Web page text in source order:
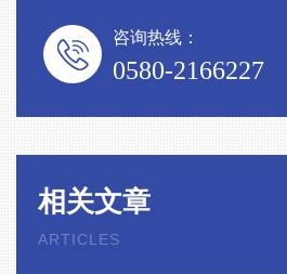
咨询热线：
0580-2166227
相关文章
ARTICLES